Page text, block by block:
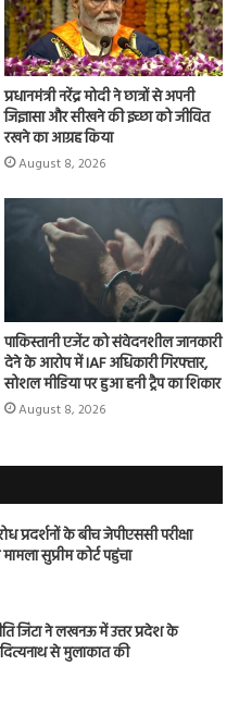
प्रधानमंत्री नरेंद्र मोदी ने छात्रों से अपनी
जिज्ञासा और सीखने की इच्छा को जीवित
रखने का आग्रह किया
August 8, 2026
पाकिस्तानी एजेंट को संवेदनशील जानकारी
देने के आरोप में IAF अधिकारी गिरफ्तार,
सोशल मीडिया पर हुआ हनी ट्रैप का शिकार
August 8, 2026
प्रदर्शनों के बीच जेपीएससी परीक्षा
सुप्रीम कोर्ट पहुंचा
जिंटा ने लखनऊ में उत्तर प्रदेश के
से मुलाकात की